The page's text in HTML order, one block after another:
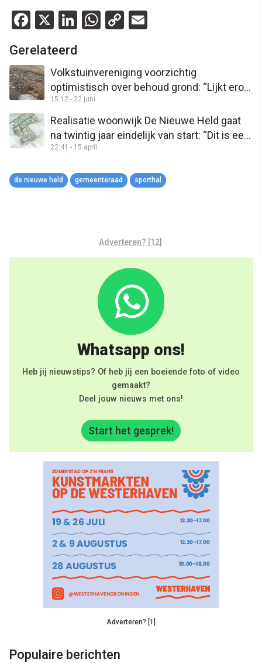
Facebook
X LinkedIn
WhatsApp
Copy
Gerelateerd
Volkstuinvereniging voorzichtig
optimistisch over behoud grond: “Lijkt erop
dat de grond gespaard blijft”
15:12 - 22 juni
Realisatie woonwijk De Nieuwe Held gaat
na twintig jaar eindelijk van start: “Dit is een
historisch moment”
22:41 - 15 april
de nieuwe held gemeenteraad sporthal
Adverteren? [12]
Whatsapp ons!
Heb jij nieuwstips? Of heb jij een boeiende foto of video
gemaakt?
Deel jouw nieuws met ons!
Start het gesprek!
Adverteren? [1]
Populaire berichten